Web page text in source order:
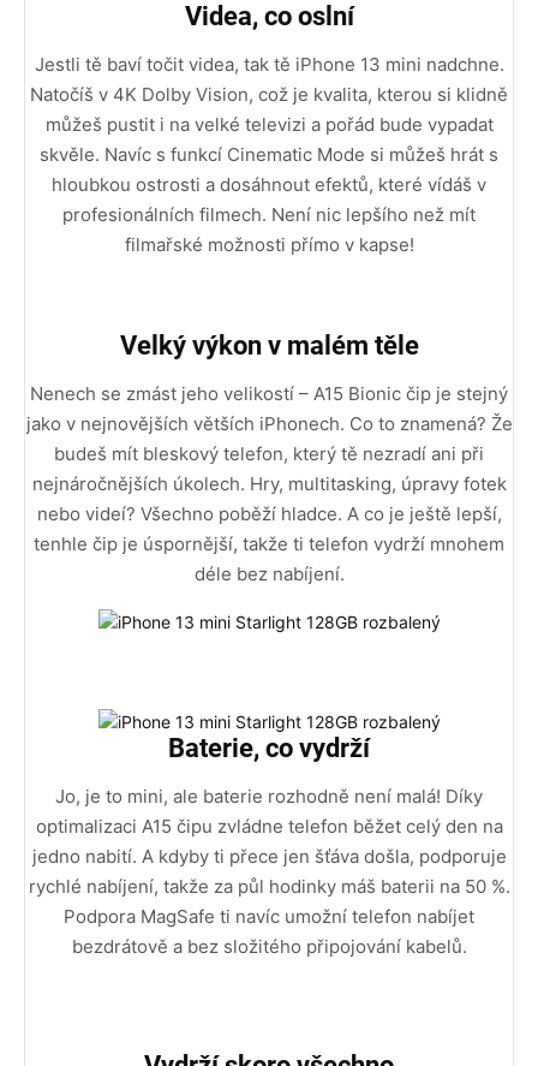
Videa, co oslní
Jestli tě baví točit videa, tak tě iPhone 13 mini nadchne.
Natočíš v 4K Dolby Vision, což je kvalita, kterou si klidně
můžeš pustit i na velké televizi a pořád bude vypadat
skvěle. Navíc s funkcí Cinematic Mode si můžeš hrát s
hloubkou ostrosti a dosáhnout efektů, které vídáš v
profesionálních filmech. Není nic lepšího než mít
filmařské možnosti přímo v kapse!
Velký výkon v malém těle
Nenech se zmást jeho velikostí – A15 Bionic čip je stejný
jako v nejnovějších větších iPhonech. Co to znamená? Že
budeš mít bleskový telefon, který tě nezradí ani při
nejnáročnějších úkolech. Hry, multitasking, úpravy fotek
nebo videí? Všechno poběží hladce. A co je ještě lepší,
tenhle čip je úspornější, takže ti telefon vydrží mnohem
déle bez nabíjení.
Baterie, co vydrží
Jo, je to mini, ale baterie rozhodně není malá! Díky
optimalizaci A15 čipu zvládne telefon běžet celý den na
jedno nabití. A kdyby ti přece jen šťáva došla, podporuje
rychlé nabíjení, takže za půl hodinky máš baterii na 50 %.
Podpora MagSafe ti navíc umožní telefon nabíjet
bezdrátově a bez složitého připojování kabelů.